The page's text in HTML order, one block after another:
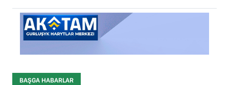
BAŞGA HABARLAR